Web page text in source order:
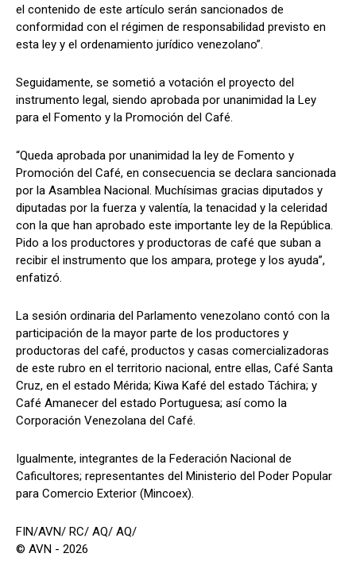
el contenido de este artículo serán sancionados de
conformidad con el régimen de responsabilidad previsto en
esta ley y el ordenamiento jurídico venezolano”.
Seguidamente, se sometió a votación el proyecto del
instrumento legal, siendo aprobada por unanimidad la Ley
para el Fomento y la Promoción del Café.
“Queda aprobada por unanimidad la ley de Fomento y
Promoción del Café, en consecuencia se declara sancionada
por la Asamblea Nacional. Muchísimas gracias diputados y
diputadas por la fuerza y valentía, la tenacidad y la celeridad
con la que han aprobado este importante ley de la República.
Pido a los productores y productoras de café que suban a
recibir el instrumento que los ampara, protege y los ayuda”,
enfatizó.
La sesión ordinaria del Parlamento venezolano contó con la
participación de la mayor parte de los productores y
productoras del café, productos y casas comercializadoras
de este rubro en el territorio nacional, entre ellas, Café Santa
Cruz, en el estado Mérida; Kiwa Kafé del estado Táchira; y
Café Amanecer del estado Portuguesa; así como la
Corporación Venezolana del Café.
Igualmente, integrantes de la Federación Nacional de
Caficultores; representantes del Ministerio del Poder Popular
para Comercio Exterior (Mincoex).
FIN/AVN/ RC/ AQ/ AQ/
© AVN - 2026